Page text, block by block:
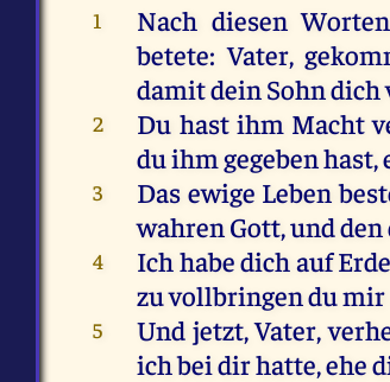
1
Nach diesen
betete: Vater,
damit dein Sohn
2
Du hast ihm Macht
du ihm gegeben hast,
3
Das ewige Leben
wahren Gott, und
4
Ich habe dich auf
zu vollbringen du mir
5
Und jetzt, Vater,
ich bei dir hatte, ehe